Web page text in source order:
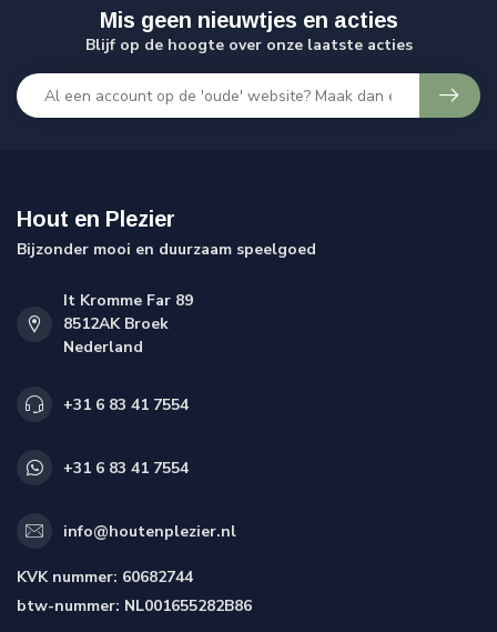
Mis geen nieuwtjes en acties
Blijf op de hoogte over onze laatste acties
Hout en Plezier
Bijzonder mooi en duurzaam speelgoed
It Kromme Far 89
8512AK Broek
Nederland
+31 6 83 41 7554
+31 6 83 41 7554
info@houtenplezier.nl
KVK nummer: 60682744
btw-nummer: NL001655282B86